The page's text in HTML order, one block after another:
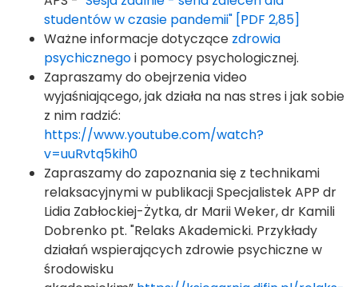
studentów w czasie pandemii" [PDF 2,85]
Ważne informacje dotyczące zdrowia
psychicznegoi pomocy psychologicznej.
Zapraszamy do obejrzenia video
wyjaśniającego, jak działa na nas stres i jak sobie
z nim radzić:
https://www.youtube.com/watch?
v=uuRvtq5kih0
Zapraszamy do zapoznania się z technikami
relaksacyjnymi w publikacji Specjalistek APP dr
Lidia Zabłockiej-Żytka, dr Marii Weker, dr Kamili
Dobrenko pt. "Relaks Akademicki. Przykłady
działań wspierających zdrowie psychiczne w
środowisku